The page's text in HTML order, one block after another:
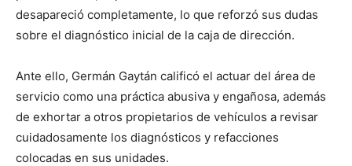
desapareció completamente, lo que reforzó sus dudas
sobre el diagnóstico inicial de la caja de dirección.
Ante ello, Germán Gaytán calificó el actuar del área de
servicio como una práctica abusiva y engañosa, además
de exhortar a otros propietarios de vehículos a revisar
cuidadosamente los diagnósticos y refacciones
colocadas en sus unidades.